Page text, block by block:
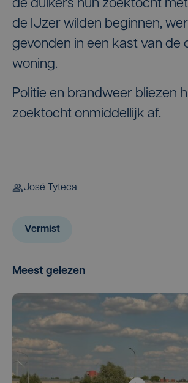
de duikers hun zoektocht
de IJzer wilden beginnen,
gevonden in een kast van de
woning.
Politie en brandweer bliezen
zoektocht onmiddellijk af.
José Tyteca
Vermist
Meest gelezen